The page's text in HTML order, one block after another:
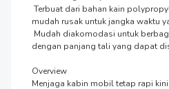
mudah rusak untuk jangka waktu
dengan panjang tali yang dapat
Overview
Menjaga kabin mobil tetap rapi